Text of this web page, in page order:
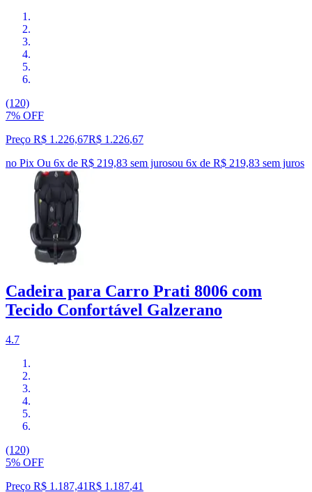
(120)
7% OFF
Preço R$ 1.226,67R$ 1.226,67
no Pix Ou 6x de R$ 219,83 sem jurosou 6x de R$ 219,83 sem juros
Cadeira para Carro Prati 8006 com
Tecido Confortável Galzerano
4.7
(120)
5% OFF
Preço R$ 1.187,41R$ 1.187,41